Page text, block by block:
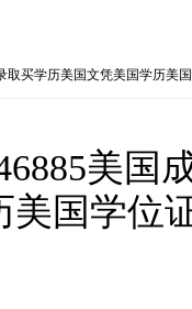
买学历美国文凭美国学历美
美国
国学位